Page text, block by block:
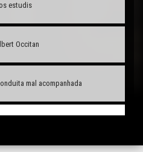
estudis
Occitan
mal acompanhada